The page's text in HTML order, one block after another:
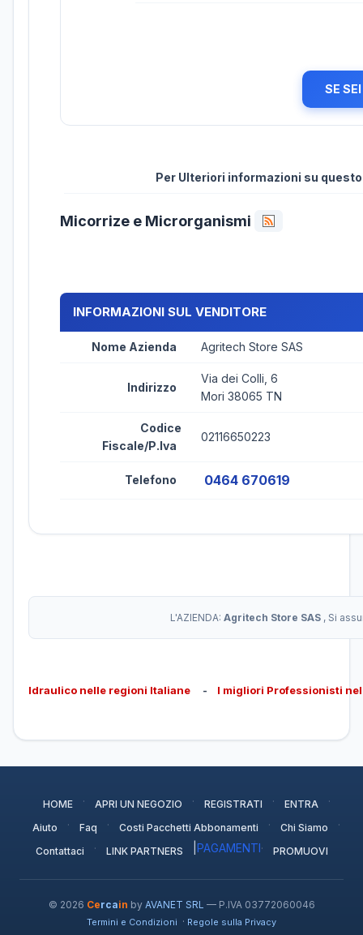
SE
Per Ulteriori informazioni su
Micorrize e Microrganismi
INFORMAZIONI SUL VENDITORE
Nome Azienda Agritech Store SAS
Indirizzo
Via dei Colli, 6
Mori 38065 TN
Codice
Fiscale/P.Iva
02116650223
Telefono 0464 670619
L'AZIENDA: Agritech Store SAS , Si
Idraulico nelle regioni Italiane - I migliori Professionisti
HOME · APRI UN NEGOZIO · REGISTRATI · ENTRA ·
Aiuto · Faq · Costi Pacchetti Abbonamenti · Chi Siamo ·
Contattaci · LINK PARTNERS PAGAMENTI· PROMUOVI
© 2026 Cercain by AVANET SRL — P.IVA 03772060046
Termini e Condizioni · Regole sulla Privacy